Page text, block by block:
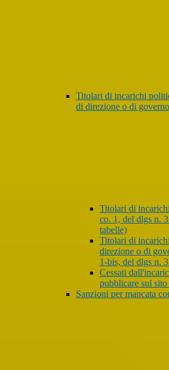
Titolari di incarichi
di direzione o di governo
Titolari di
co. 1, del dlgs n.
tabelle)
Titolari di
direzione o di
1-bis, del dlgs n.
Cessati
pubblicare sul
Sanzioni per mancata